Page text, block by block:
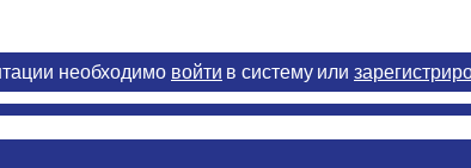
необходимо войти в системуили